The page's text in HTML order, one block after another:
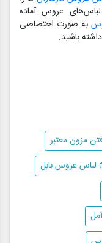
عروس آماده
به صورت اختصاصی
باشید.
مزون معتبر
لباس عروس بابل